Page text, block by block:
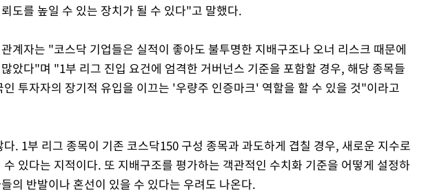
도를 높일 수 있는 장치가 될 수 있다"고 말했다.
계자는 "코스닥 기업들은 실적이 좋아도 불투명한 지배구조나 오너 리스크 때문에
았다"며 "1부 리그 진입 요건에 엄격한 거버넌스 기준을 포함할 경우, 해당 종목들
인 투자자의 장기적 유입을 이끄는 '우량주 인증마크' 역할을 할 수 있을 것"이라고
. 1부 리그 종목이 기존 코스닥150 구성 종목과 과도하게 겹칠 경우, 새로운 지수로
있다는 지적이다. 또 지배구조를 평가하는 객관적인 수치화 기준을 어떻게 설정하
의 반발이나 혼선이 있을 수 있다는 우려도 나온다.